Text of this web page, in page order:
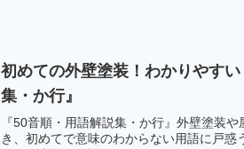
初めての外壁塗装！わかりやす
集・か行』
『50音順・用語解説集・か行』外壁塗装
き、初めてで意味のわからない用語に戸惑